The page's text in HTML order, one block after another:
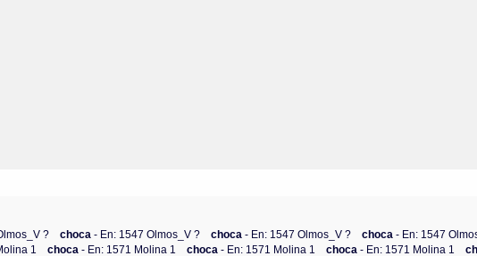
? choca- En: 1547 Olmos_V ? choca- En: 1547 Olmos_V ? choca- En: 1547
1 choca- En: 1571 Molina 1 choca- En: 1571 Molina 1 choca- En: 1571 Molina 1